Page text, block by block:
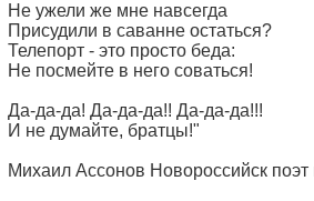
Не ужели же мне навсегда
Присудили в саванне остаться?
Телепорт - это просто беда:
Не посмейте в него соваться!
Да-да-да! Да-да-да!! Да-да-да!!!
И не думайте, братцы!"
Михаил Ассонов Новороссийск поэт